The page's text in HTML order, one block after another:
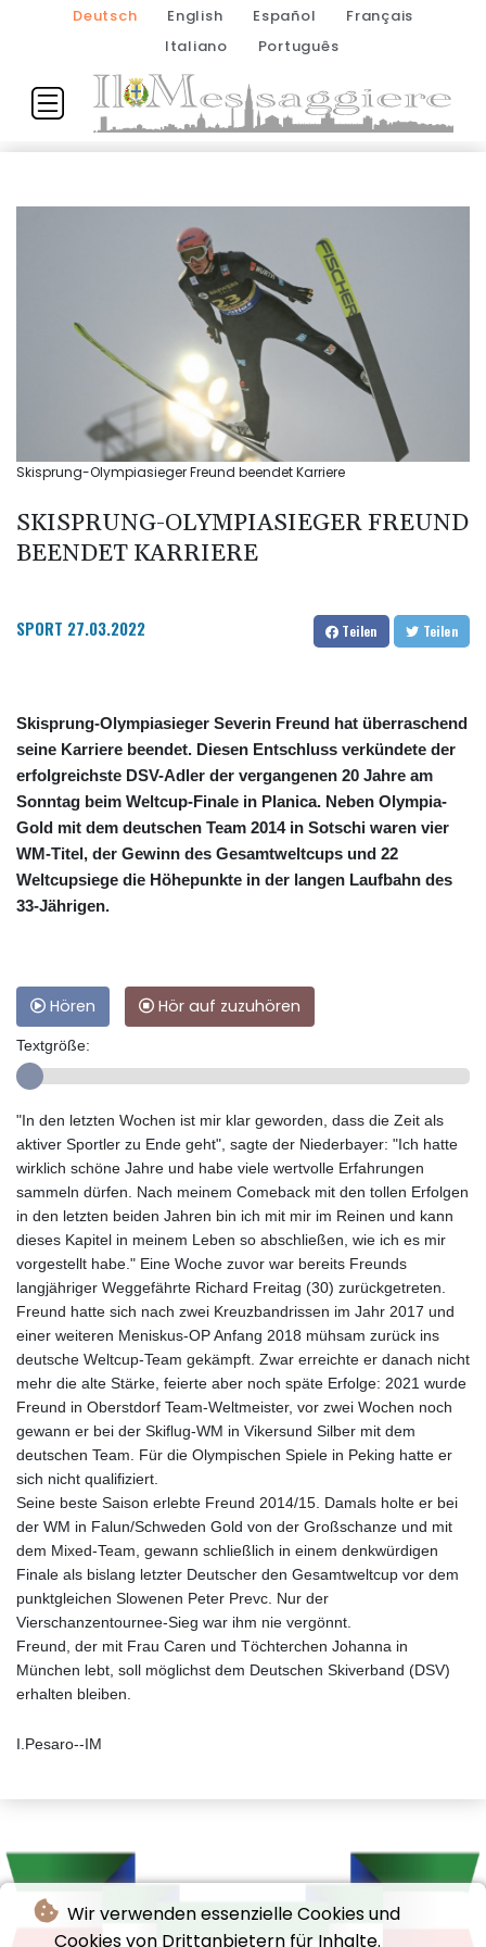
Wir verwenden essenzielle Cookies und
Cookies von Drittanbietern für Inhalte.
Deutsch English Español
Français
Italiano
Português
Skisprung-Olympiasieger Freund beendet Karriere
SKISPRUNG-OLYMPIASIEGER FREUND
BEENDET KARRIERE
SPORT 27.03.2022 Teilen Teilen
Skisprung-Olympiasieger Severin Freund hat überraschend
seine Karriere beendet. Diesen Entschluss verkündete der
erfolgreichste DSV-Adler der vergangenen 20 Jahre am
Sonntag beim Weltcup-Finale in Planica. Neben Olympia-
Gold mit dem deutschen Team 2014 in Sotschi waren vier
WM-Titel, der Gewinn des Gesamtweltcups und 22
Weltcupsiege die Höhepunkte in der langen Laufbahn des
33-Jährigen.
Hören Hör auf zuzuhören
Textgröße:
"In den letzten Wochen ist mir klar geworden, dass die Zeit als
aktiver Sportler zu Ende geht", sagte der Niederbayer: "Ich hatte
wirklich schöne Jahre und habe viele wertvolle Erfahrungen
sammeln dürfen. Nach meinem Comeback mit den tollen Erfolgen
in den letzten beiden Jahren bin ich mit mir im Reinen und kann
dieses Kapitel in meinem Leben so abschließen, wie ich es mir
vorgestellt habe." Eine Woche zuvor war bereits Freunds
langjähriger Weggefährte Richard Freitag (30) zurückgetreten.
Freund hatte sich nach zwei Kreuzbandrissen im Jahr 2017 und
einer weiteren Meniskus-OP Anfang 2018 mühsam zurück ins
deutsche Weltcup-Team gekämpft. Zwar erreichte er danach nicht
mehr die alte Stärke, feierte aber noch späte Erfolge: 2021 wurde
Freund in Oberstdorf Team-Weltmeister, vor zwei Wochen noch
gewann er bei der Skiflug-WM in Vikersund Silber mit dem
deutschen Team. Für die Olympischen Spiele in Peking hatte er
sich nicht qualifiziert.
Seine beste Saison erlebte Freund 2014/15. Damals holte er bei
der WM in Falun/Schweden Gold von der Großschanze und mit
dem Mixed-Team, gewann schließlich in einem denkwürdigen
Finale als bislang letzter Deutscher den Gesamtweltcup vor dem
punktgleichen Slowenen Peter Prevc. Nur der
Vierschanzentournee-Sieg war ihm nie vergönnt.
Freund, der mit Frau Caren und Töchterchen Johanna in
München lebt, soll möglichst dem Deutschen Skiverband (DSV)
erhalten bleiben.
I.Pesaro--IM